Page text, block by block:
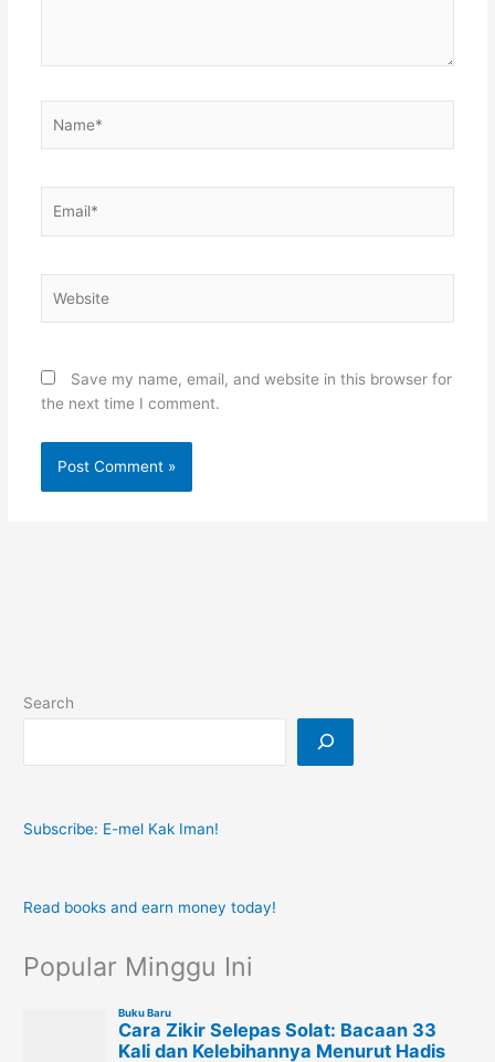
Save my name, email, and website in this browser for
the next time I comment.
Search
Subscribe: E-mel Kak Iman!
Read books and earn money today!
Popular Minggu Ini